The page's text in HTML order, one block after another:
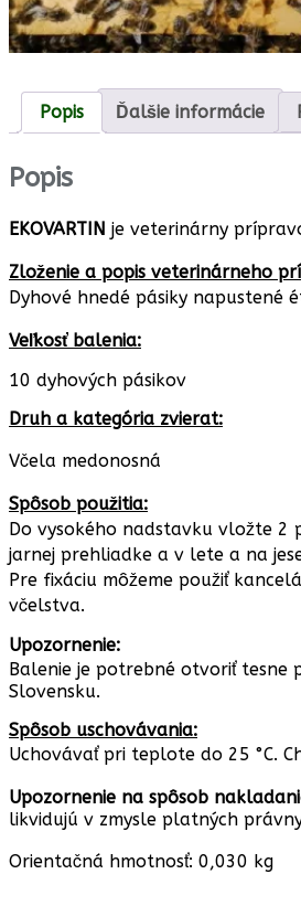
Popis Ďalšie informácie
Popis
EKOVARTIN je veterinárny
Zloženie a popis veterinárneho
Dyhové hnedé pásiky napustené
Veľkosť balenia:
10 dyhových pásikov
Druh a kategória zvierat:
Včela medonosná
Spôsob použitia:
Do vysokého nadstavku vložte 2
jarnej prehliadke a v lete a na
Pre fixáciu môžeme použiť
včelstva.
Upozornenie:
Balenie je potrebné otvoriť tesne
Slovensku.
Spôsob uschovávania:
Uchovávať pri teplote do 25 °C.
Upozornenie na spôsob
likvidujú v zmysle platných
Orientačná hmotnosť: 0,030 kg